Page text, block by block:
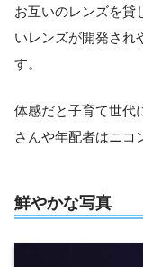
お互いのレンズを貸
いレンズが開発され
す。
体感だと子育て世代
さんや年配者はニコ
鮮やかな写真